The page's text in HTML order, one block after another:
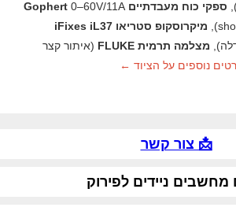
ספקי כוח מעבדתיים Gophert 0–60V/11A
מיקרוסקופ סטריאו iFixes iL37
מצלמה תרמית FLUKE
(איתור קצר
נוספים על הציוד ←
📩 צור קשר
מחשבים ניידים לפירוק